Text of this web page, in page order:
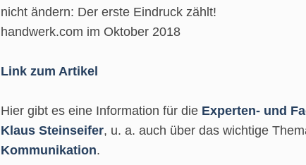
nicht ändern: Der erste Eindruck zählt!
handwerk.com im Oktober 2018
Link zum Artikel
Hier gibt es eine Information für die Experten- und
Klaus Steinseifer, u. a. auch über das wichtige
Kommunikation.